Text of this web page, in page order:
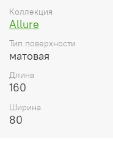
Коллекция
Allure
Тип поверхности
матовая
Длина
160
Ширина
80